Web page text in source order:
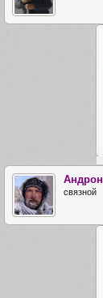
Андрон
связной